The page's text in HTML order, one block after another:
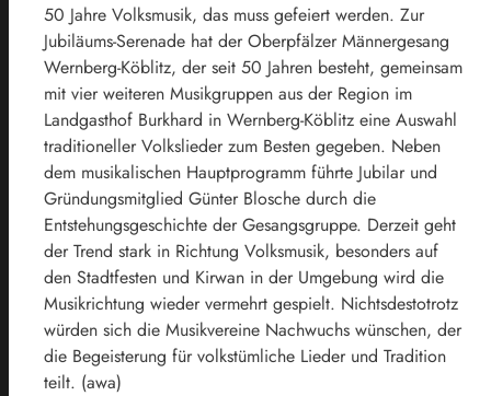
50 Jahre Volksmusik, das muss gefeiert werden. Zur
Jubiläums-Serenade hat der Oberpfälzer Männergesang
Wernberg-Köblitz, der seit 50 Jahren besteht, gemeinsam
mit vier weiteren Musikgruppen aus der Region im
Landgasthof Burkhard in Wernberg-Köblitz eine Auswahl
traditioneller Volkslieder zum Besten gegeben. Neben
dem musikalischen Hauptprogramm führte Jubilar und
Gründungsmitglied Günter Blosche durch die
Entstehungsgeschichte der Gesangsgruppe. Derzeit geht
der Trend stark in Richtung Volksmusik, besonders auf
den Stadtfesten und Kirwan in der Umgebung wird die
Musikrichtung wieder vermehrt gespielt. Nichtsdestotrotz
würden sich die Musikvereine Nachwuchs wünschen, der
die Begeisterung für volkstümliche Lieder und Tradition
teilt. (awa)